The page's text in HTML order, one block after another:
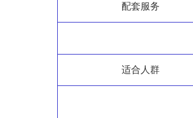
配套服务
适合人群